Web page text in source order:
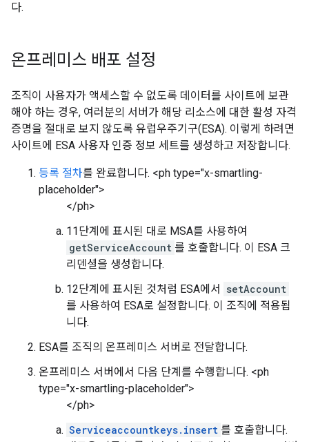
다.
온프레미스 배포 설정
조직이 사용자가 액세스할 수 없도록 데이터를 사이트에 보관
해야 하는 경우, 여러분의 서버가 해당 리소스에 대한 활성 자격
증명을 절대로 보지 않도록 유럽우주기구(ESA). 이렇게 하려면
사이트에 ESA 사용자 인증 정보 세트를 생성하고 저장합니다.
등록 절차를 완료합니다. <ph type="x-smartling-
placeholder">
</ph>
11단계에 표시된 대로 MSA를 사용하여
getServiceAccount 를 호출합니다. 이 ESA 크
리덴셜을 생성합니다.
12단계에 표시된 것처럼 ESA에서
setAccount
를 사용하여 ESA로 설정합니다. 이 조직에 적용됩
니다.
ESA를 조직의 온프레미스 서버로 전달합니다.
온프레미스 서버에서 다음 단계를 수행합니다. <ph
type="x-smartling-placeholder">
</ph>
Serviceaccountkeys.insert 를 호출합니다.